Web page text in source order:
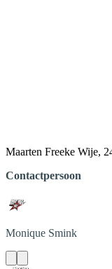
Maarten Freeke Wije,
Contactpersoon
Monique Smink